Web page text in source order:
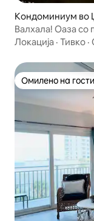
Кондоминиум во
Валхала! Оаза со
тематика!
Локација · Тивко ·
Омилено на
Омилено на